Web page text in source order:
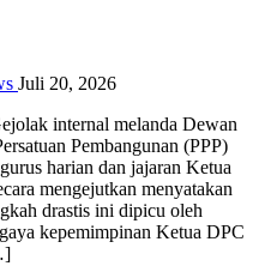
Juli 20, 2026
internal melanda Dewan
Pembangunan (PPP)
harian dan jajaran Ketua
mengejutkan menyatakan
drastis ini dipicu oleh
kepemimpinan Ketua DPC